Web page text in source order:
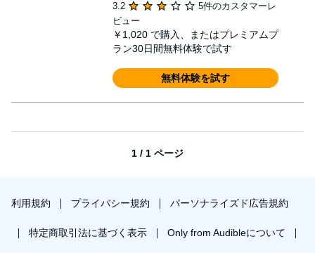
3.2
5件のカスタマーレ
ビュー
￥1,020 で購入、またはプレミアムプ
ラン30日間無料体験で試す
無料体験を試す
1 / 1 ページ
利用規約 プライバシー規約 パーソナライズド広告規約
特定商取引法に基づく表示 Only from Audibleについて